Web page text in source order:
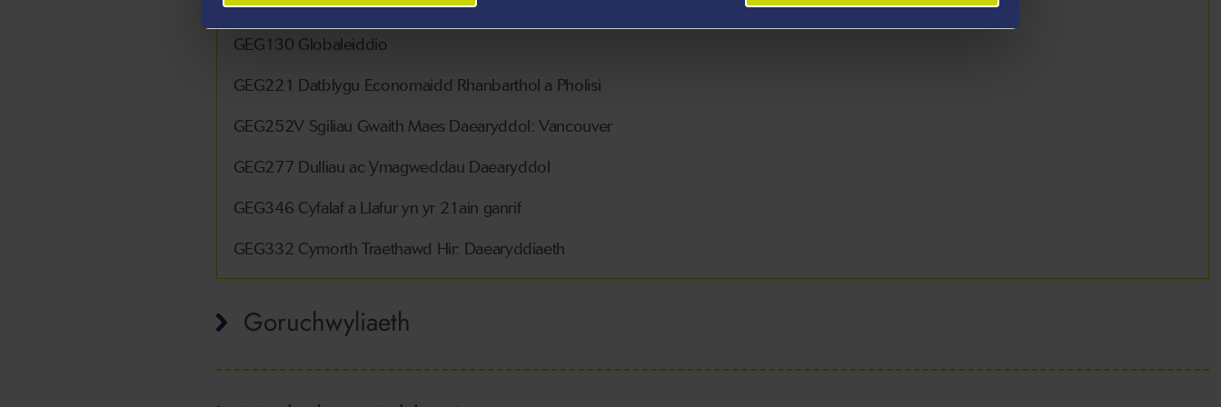
GEG130 Globaleiddio
GEG221 Datblygu Economaidd Rhanbarthol a Pholisi
GEG252V Sgiliau Gwaith Maes Daearyddol: Vancouver
GEG277 Dulliau ac Ymagweddau Daearyddol
GEG346 Cyfalaf a Llafur yn yr 21ain ganrif
GEG332 Cymorth Traethawd Hir: Daearyddiaeth
Goruchwyliaeth